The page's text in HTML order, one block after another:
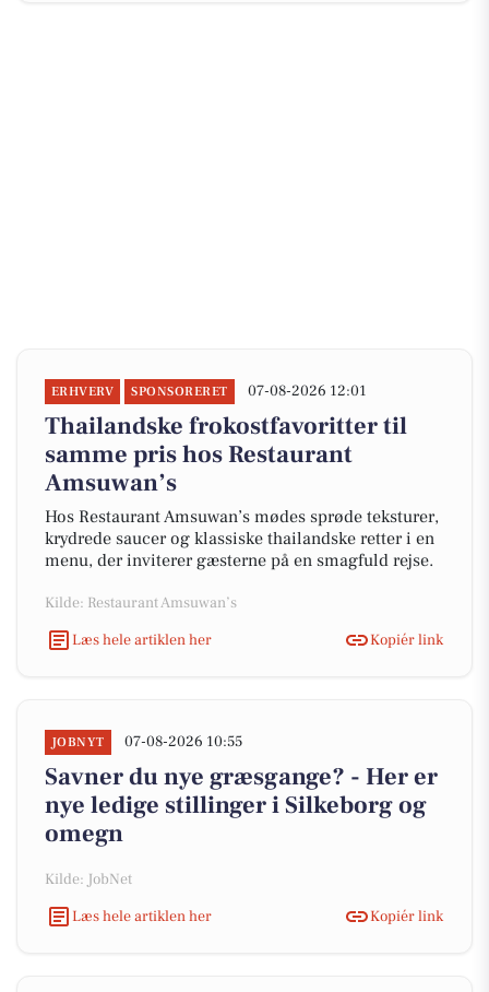
ERHVERV SPONSORERET 07-08-2026 12:01
Thailandske frokostfavoritter til
samme pris hos Restaurant
Amsuwan’s
Hos Restaurant Amsuwan’s mødes sprøde teksturer,
krydrede saucer og klassiske thailandske retter i en
menu, der inviterer gæsterne på en smagfuld rejse.
Kilde: Restaurant Amsuwan’s
Læs hele artiklen her
Kopiér link
JOBNYT 07-08-2026 10:55
Savner du nye græsgange? - Her er
nye ledige stillinger i Silkeborg og
omegn
Kilde: JobNet
Læs hele artiklen her
Kopiér link